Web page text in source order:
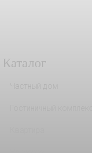
Каталог